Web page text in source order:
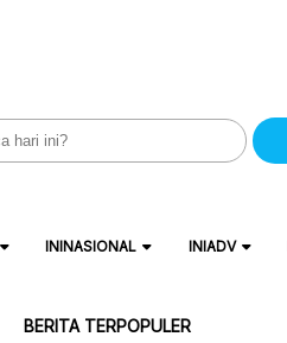
ININASIONAL INIADV
BERITA TERPOPULER